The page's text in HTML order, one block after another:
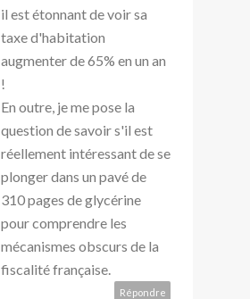
il est étonnant de voir sa
taxe d'habitation
augmenter de 65% en un an
!
En outre, je me pose la
question de savoir s'il est
réellement intéressant de se
plonger dans un pavé de
310 pages de glycérine
pour comprendre les
mécanismes obscurs de la
fiscalité française.
Répondre